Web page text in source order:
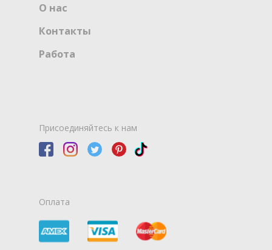
О нас
Контакты
Работа
Присоединяйтесь к нам
Оплата